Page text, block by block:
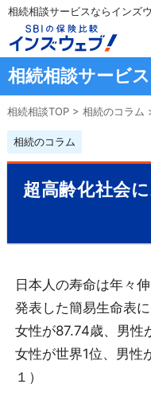
相続相談サービスならインズ
相続相談サービス
相続相談TOP> 相続のコラム
相続のコラム
超高齢化社会
日本人の寿命は年々
発表した簡易生命表
女性が87.74歳、男性
女性が世界1位、男性
１）